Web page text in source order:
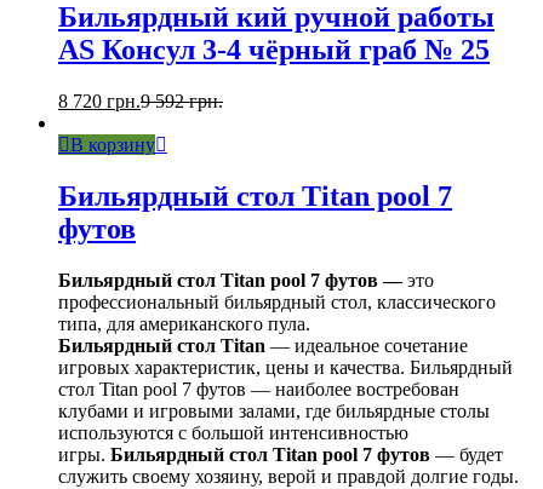
Бильярдный кий ручной работы
AS Консул 3-4 чёрный граб № 25
8 720 грн.9 592грн.
В корзину
Бильярдный стол Titan pool 7
футов
Бильярдный стол Titan pool 7 футов —это
профессиональный бильярдный стол, классического
типа, для американского пула.
Бильярдный стол Titan — идеальное сочетание
игровых характеристик, цены и качества. Бильярдный
стол Titan pool 7 футов — наиболее востребован
клубами и игровыми залами, где бильярдные столы
используются с большой интенсивностью
игры. Бильярдный стол Titan pool 7 футов — будет
служить своему хозяину, верой и правдой долгие годы.